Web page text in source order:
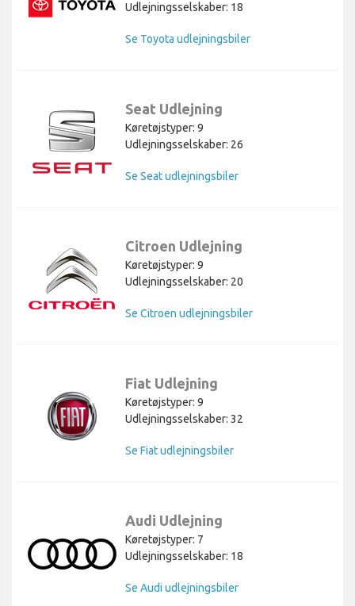
Udlejningsselskaber: 18
Se Toyota udlejningsbiler
Seat Udlejning
Køretøjstyper: 9
Udlejningsselskaber: 26
Se Seat udlejningsbiler
Citroen Udlejning
Køretøjstyper: 9
Udlejningsselskaber: 20
Se Citroen udlejningsbiler
Fiat Udlejning
Køretøjstyper: 9
Udlejningsselskaber: 32
Se Fiat udlejningsbiler
Audi Udlejning
Køretøjstyper: 7
Udlejningsselskaber: 18
Se Audi udlejningsbiler